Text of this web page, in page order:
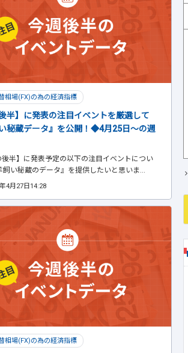
相場(FX)の為の経済指標
後半】に発表の注目イベントを厳選して
い秘蔵データ』を公開！◆4月25日～の週
後半】に発表予定の以下の注目イベントについ
飼い秘蔵のデータ』を提供したいと思いま...
4月27日14:28
相場(FX)の為の経済指標